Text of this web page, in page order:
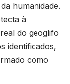
humanidade.
à
do geoglifo
identificados,
como